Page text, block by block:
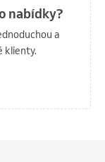
nabídky?
a
klienty.